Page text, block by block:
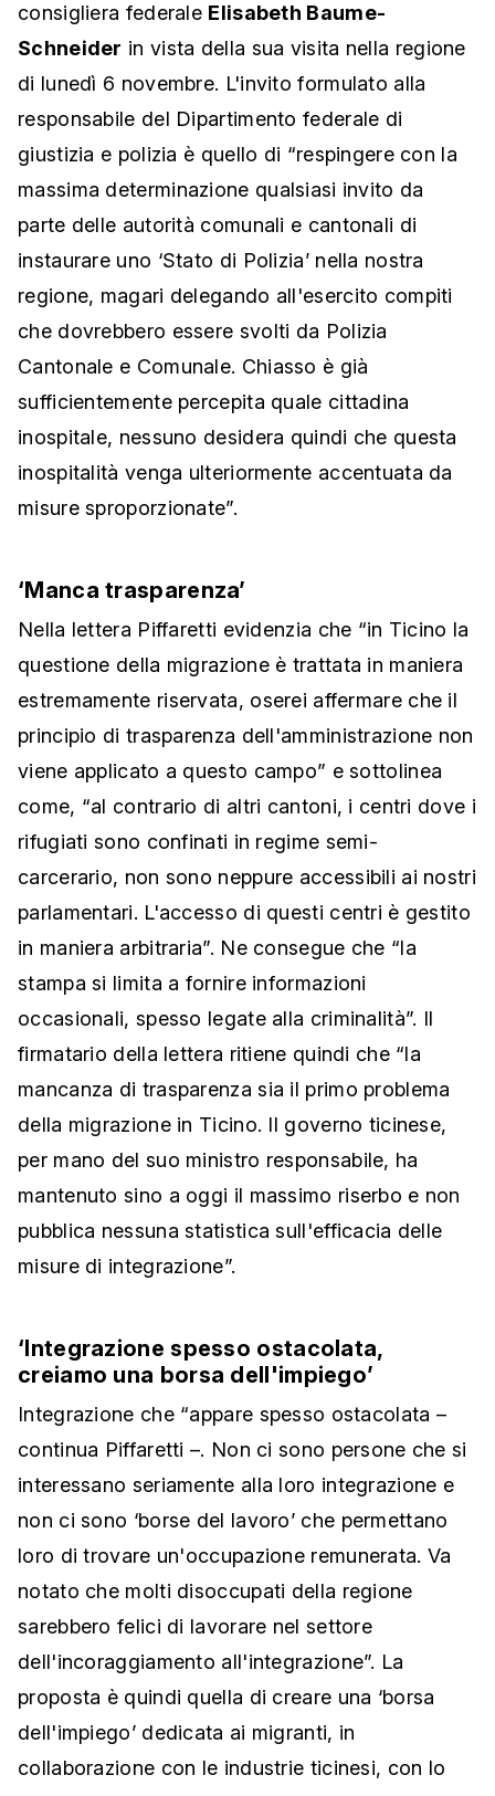
consigliera federale Elisabeth Baume-
Schneider in vista della sua visita nella regione
di lunedì 6 novembre. L'invito formulato alla
responsabile del Dipartimento federale di
giustizia e polizia è quello di “respingere con la
massima determinazione qualsiasi invito da
parte delle autorità comunali e cantonali di
instaurare uno ‘Stato di Polizia’ nella nostra
regione, magari delegando all'esercito compiti
che dovrebbero essere svolti da Polizia
Cantonale e Comunale. Chiasso è già
sufficientemente percepita quale cittadina
inospitale, nessuno desidera quindi che questa
inospitalità venga ulteriormente accentuata da
misure sproporzionate”.
‘Manca trasparenza’
Nella lettera Piffaretti evidenzia che “in Ticino la
questione della migrazione è trattata in maniera
estremamente riservata, oserei affermare che il
principio di trasparenza dell'amministrazione non
viene applicato a questo campo” e sottolinea
come, “al contrario di altri cantoni, i centri dove i
rifugiati sono confinati in regime semi-
carcerario, non sono neppure accessibili ai nostri
parlamentari. L'accesso di questi centri è gestito
in maniera arbitraria”. Ne consegue che “la
stampa si limita a fornire informazioni
occasionali, spesso legate alla criminalità”. Il
firmatario della lettera ritiene quindi che “la
mancanza di trasparenza sia il primo problema
della migrazione in Ticino. Il governo ticinese,
per mano del suo ministro responsabile, ha
mantenuto sino a oggi il massimo riserbo e non
pubblica nessuna statistica sull'efficacia delle
misure di integrazione”.
‘Integrazione spesso ostacolata,
creiamo una borsa dell'impiego’
Integrazione che “appare spesso ostacolata –
continua Piffaretti –. Non ci sono persone che si
interessano seriamente alla loro integrazione e
non ci sono ‘borse del lavoro’ che permettano
loro di trovare un'occupazione remunerata. Va
notato che molti disoccupati della regione
sarebbero felici di lavorare nel settore
dell'incoraggiamento all'integrazione”. La
proposta è quindi quella di creare una ‘borsa
dell'impiego’ dedicata ai migranti, in
collaborazione con le industrie ticinesi, con lo